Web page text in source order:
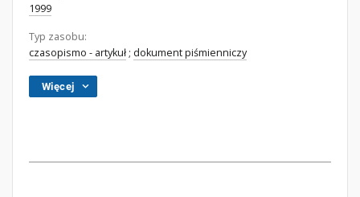
1999
Typ zasobu:
czasopismo - artykuł ; dokument piśmienniczy
Więcej